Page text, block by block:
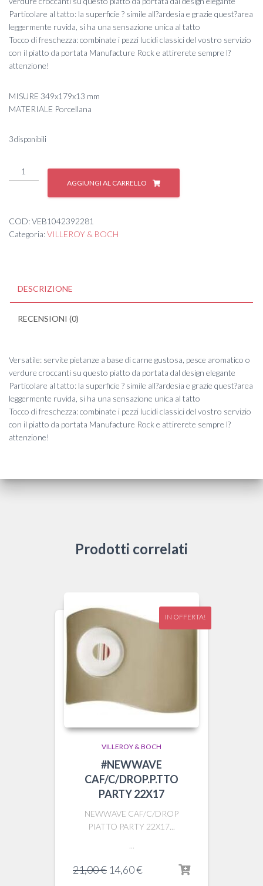
Particolare al tatto: la superficie ? simile all?ardesia e grazie quest?area
leggermente ruvida, si ha una sensazione unica al tatto
Tocco di freschezza: combinate i pezzi lucidi classici del vostro servizio
con il piatto da portata Manufacture Rock e attirerete sempre l?
attenzione!
MISURE 349x179x13 mm
MATERIALE Porcellana
3 disponibili
Manufacture
Rock
Vass.Rett.Gr.
quantità
AGGIUNGI AL CARRELLO
COD:VEB1042392281
Categoria:VILLEROY & BOCH
DESCRIZIONE
RECENSIONI (0)
Versatile: servite pietanze a base di carne gustosa, pesce aromatico o
verdure croccanti su questo piatto da portata dal design elegante
Particolare al tatto: la superficie ? simile all?ardesia e grazie quest?area
leggermente ruvida, si ha una sensazione unica al tatto
Tocco di freschezza: combinate i pezzi lucidi classici del vostro servizio
con il piatto da portata Manufacture Rock e attirerete sempre l?
attenzione!
Prodotti correlati
IN OFFERTA!
VILLEROY & BOCH
#NEWWAVE
CAF/C/DROP.P.TTO
PARTY 22X17
NEWWAVE CAF/C/DROP
PIATTO PARTY 22X17...
21,00€ Il
14,60€Il